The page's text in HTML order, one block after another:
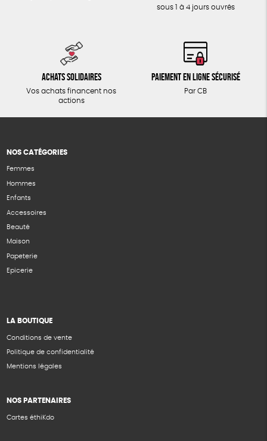
sous 1 à 4 jours ouvrés
Achats solidaires
Vos achats financent nos
actions
Paiement en ligne sécurisé
Par CB
NOS CATÉGORIES
Femmes
Hommes
Enfants
Accessoires
Beauté
Maison
Papeterie
Epicerie
LA BOUTIQUE
Conditions de vente
Politique de confidentialité
Mentions légales
NOS PARTENAIRES
Cartes éthiKdo